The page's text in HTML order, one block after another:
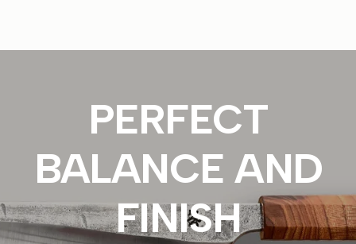
PERFECT
BALANCE AND
FINISH